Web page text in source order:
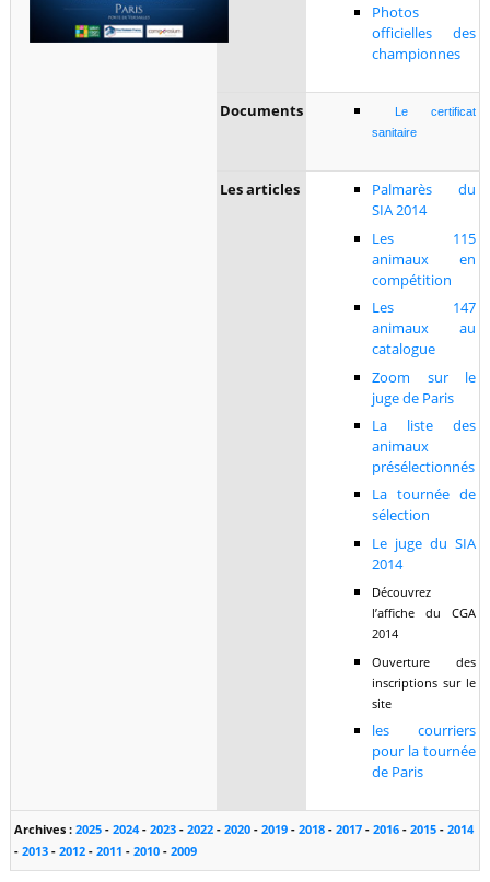
Photos
officielles des
championnes
Documents
Le certificat
sanitaire
Les articles
Palmarès du
SIA 2014
Les 115
animaux en
compétition
Les 147
animaux au
catalogue
Zoom sur le
juge de Paris
La liste des
animaux
présélectionnés
La tournée de
sélection
Le juge du SIA
2014
Découvrez
l’affiche du CGA
2014
Ouverture des
inscriptions sur le
site
les courriers
pour la tournée
de Paris
Archives : 2025- 2024- 2023- 2022- 2020- 2019- 2018- 2017- 2016- 2015- 2014
- 2013- 2012- 2011 - 2010- 2009